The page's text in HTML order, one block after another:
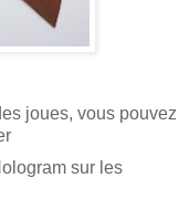
joues, vous pouvez
sur les